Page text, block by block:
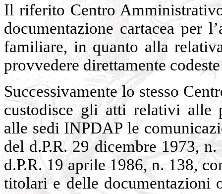
Il riferito Centro
documentazione cartacea per
familiare, in quanto alla
provvedere direttamente
Successivamente lo stesso
custodisce gli atti relativi alle
alle sedi INPDAP le
del d.P.R. 29 dicembre 1973,
d.P.R. 19 aprile 1986, n. 138,
titolari e delle documentazioni